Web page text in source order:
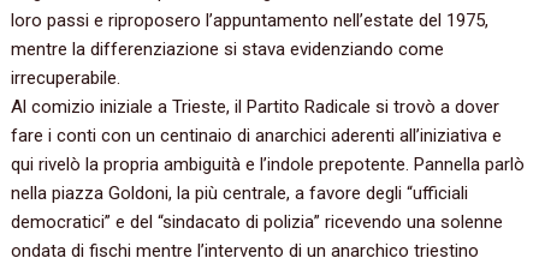
loro passi e riproposero l’appuntamento nell’estate del‭ ‬1975,‭
‬mentre la differenziazione si stava evidenziando come
irrecuperabile.‭
Al comizio iniziale a Trieste,‭ ‬il Partito Radicale si trovò a dover
fare i conti con un centinaio di anarchici aderenti all’iniziativa e
qui rivelò la propria ambiguità e l’indole prepotente.‭ ‬Pannella parlò
nella piazza Goldoni,‭ ‬la più centrale,‭ ‬a favore degli‭ “‬ufficiali
democratici‭” ‬e del‭ “‬sindacato di polizia‭” ‬ricevendo una solenne
ondata di fischi mentre l’intervento di un anarchico triestino